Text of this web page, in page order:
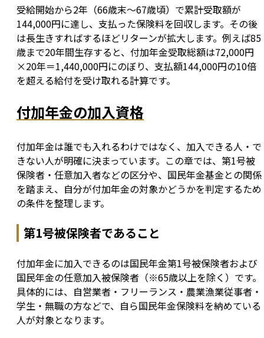
受給開始から2年（66歳末〜67歳頃）で累計受取額が
144,000円に達し、支払った保険料を回収します。その後
は長生きすればするほどリターンが拡大します。例えば85
歳まで20年間生存すると、付加年金受取総額は72,000円
×20年＝1,440,000円にのぼり、支払額144,000円の10倍
を超える給付を受け取れる計算です。
付加年金の加入資格
付加年金は誰でも入れるわけではなく、加入できる人・で
きない人が明確に決まっています。この章では、第1号被
保険者・任意加入者などの区分や、国民年金基金との関係
を踏まえ、自分が付加年金の対象かどうかを判定するため
の条件を整理します。
第1号被保険者であること
付加年金に加入できるのは国民年金第1号被保険者および
国民年金の任意加入被保険者（※65歳以上を除く）です。
具体的には、自営業者・フリーランス・農業漁業従事者・
学生・無職の方などで、自ら国民年金保険料を納めている
人が対象となります。